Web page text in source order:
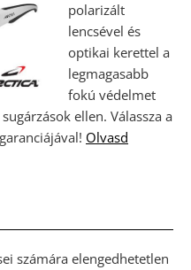
polarizált
lencsével és
optikai kerettel a
legmagasabb
fokú védelmet
ellen. Válassza a
Olvasd
számára elengedhetetlen